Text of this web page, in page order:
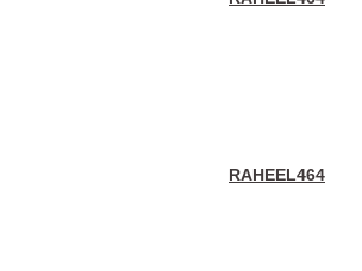
RAHEEL464